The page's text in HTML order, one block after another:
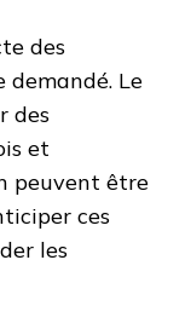
des
Le
des
et
peuvent être
ces
les